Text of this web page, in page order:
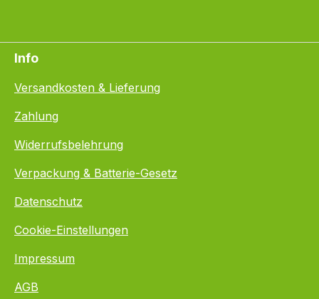
Info
Versandkosten & Lieferung
Zahlung
Widerrufsbelehrung
Verpackung & Batterie-Gesetz
Datenschutz
Cookie-Einstellungen
Impressum
AGB